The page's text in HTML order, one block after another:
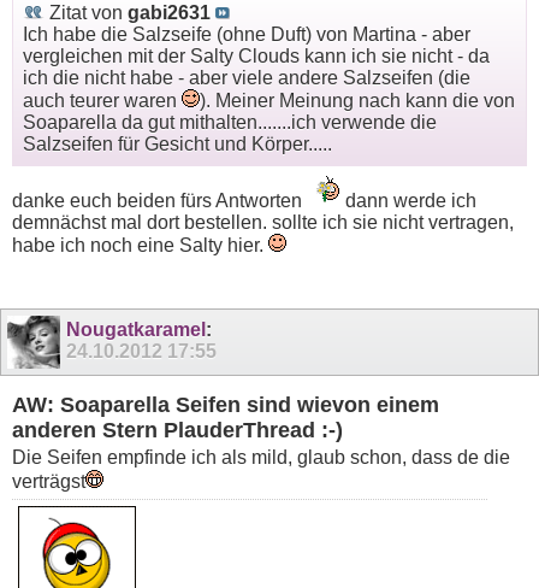
Zitat von gabi2631
Ich habe die Salzseife (ohne Duft) von Martina - aber
vergleichen mit der Salty Clouds kann ich sie nicht - da
ich die nicht habe - aber viele andere Salzseifen (die
auch teurer waren
). Meiner Meinung nach kann die von
Soaparella da gut mithalten.......ich verwende die
Salzseifen für Gesicht und Körper.....
danke euch beiden fürs Antworten
dann werde ich
demnächst mal dort bestellen. sollte ich sie nicht vertragen,
habe ich noch eine Salty hier.
Nougatkaramel :
24.10.2012 17:55
AW: Soaparella Seifen sind wievon einem
anderen Stern PlauderThread :-)
Die Seifen empfinde ich als mild, glaub schon, dass de die
verträgst